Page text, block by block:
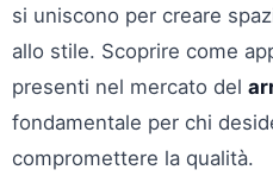
si uniscono per creare
allo stile. Scoprire come
presenti nel mercato del
fondamentale per chi
compromettere la qualità.